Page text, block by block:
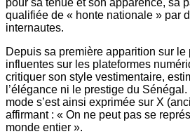
qualifiée de « honte nationale » par
internautes.
Depuis sa première apparition sur le
influentes sur les plateformes
critiquer son style vestimentaire,
l’élégance ni le prestige du
mode s’est ainsi exprimée sur X
affirmant : « On ne peut pas se
monde entier ».